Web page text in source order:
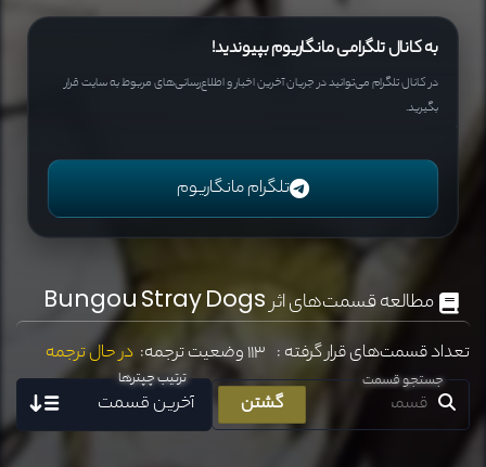
به کانال تلگرامی مانگاریوم بپیوندید!
در کانال تلگرام می‌توانید در جریان آخرین اخبار و اطلاع‌رسانی‌های مربوط به سایت قرار
بگیرید.
تلگرام مانگاریوم
مطالعه قسمت‌های اثرBungou Stray Dogs
تعداد قسمت‌های قرار گرفته : 113 وضعیت ترجمه: در حال ترجمه
جستجو قسمت ترتیب چپترها